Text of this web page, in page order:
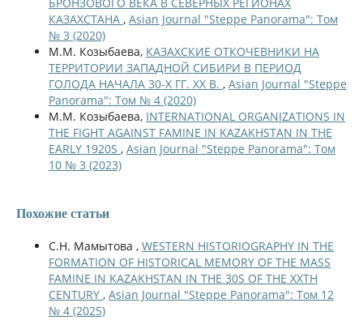
КАЗАХСТАНА , Asian Journal "Steppe Panorama": Том
№ 3 (2020)
М.М. Козыбаева, КАЗАХСКИЕ ОТКОЧЕВНИКИ НА
ТЕРРИТОРИИ ЗАПАДНОЙ СИБИРИ В ПЕРИОД
ГОЛОДА НАЧАЛА 30-Х ГГ. XX В. , Asian Journal "Steppe
Panorama": Том № 4 (2020)
М.М. Козыбаева, INTERNATIONAL ORGANIZATIONS IN
THE FIGHT AGAINST FAMINE IN KAZAKHSTAN IN THE
EARLY 1920S , Asian Journal "Steppe Panorama": Том
10 № 3 (2023)
Похожие статьи
С.Н. Мамытова , WESTERN HISTORIOGRAPHY IN THE
FORMATION OF HISTORICAL MEMORY OF THE MASS
FAMINE IN KAZAKHSTAN IN THE 30S OF THE XXTH
CENTURY , Asian Journal "Steppe Panorama": Том 12
№ 4 (2025)